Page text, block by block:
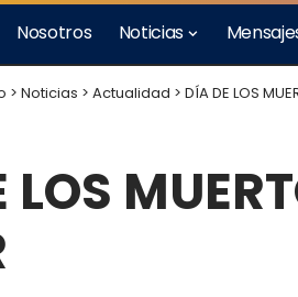
Nosotros Noticias
> Noticias > Actualidad > DÍA DE LOS
LOS